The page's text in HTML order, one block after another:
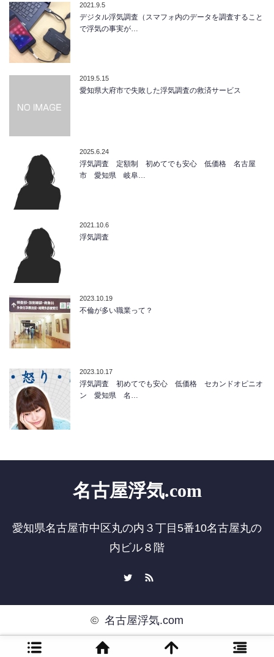
2021.9.5
デジタル浮気調査（スマフォ内のデータを調査すること
で浮気の事実が…
2019.5.15
愛知県大府市で失敗した浮気調査の救済サービス
2025.6.24
浮気調査 定額制 初めてでも安心 低価格 名古屋
市 愛知県 岐阜…
2021.10.6
浮気調査
2023.10.19
不倫が多い職業って？
2023.10.17
浮気調査 初めてでも安心 低価格 セカンドオピニオ
ン 愛知県 名…
名古屋浮気.com
愛知県名古屋市中区丸の内３丁目5番10名古屋丸の
内ビル８階
© 名古屋浮気.com